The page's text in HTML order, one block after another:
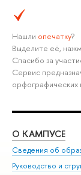
Нашли опечатку?
Выделите её,
Спасибо за
Сервис
орфографических
О КАМПУСЕ
Сведения об
Руководство и